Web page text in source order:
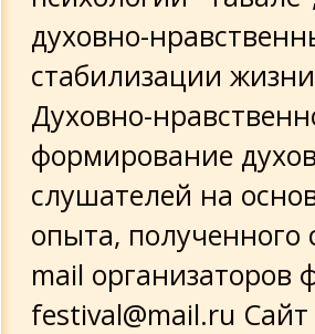
духовно-
стабилизации
Духовно-
формирование
слушателей на
опыта, полученного
mail организаторов
festival@mail.ru